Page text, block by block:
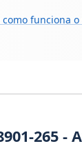
funciona o
265 -